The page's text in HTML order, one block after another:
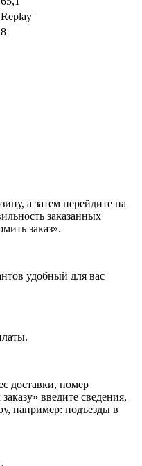
Replay
8
а затем перейдите на
заказанных
заказ».
удобный для вас
доставки, номер
введите сведения,
например: подъезды в